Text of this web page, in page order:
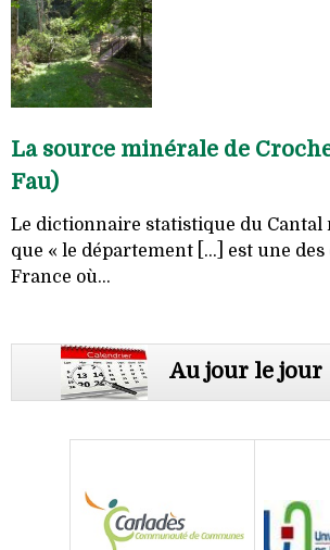
La source minérale de
Fau)
Le dictionnaire statistique du Cantal
que « le département [...] est une
France où...
Au jour le jour